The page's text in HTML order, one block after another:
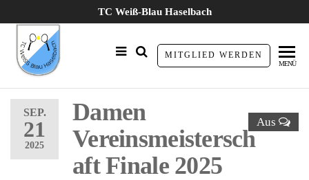
Inhalt
springen
TC Weiß-Blau Haselbach
TC Weiß
Blau
Haselbach
e.V.
MITGLIED WERDEN
MENÜ
SEP.
21
2025
Aus
Damen
Vereinsmeistersch
aft Finale 2025